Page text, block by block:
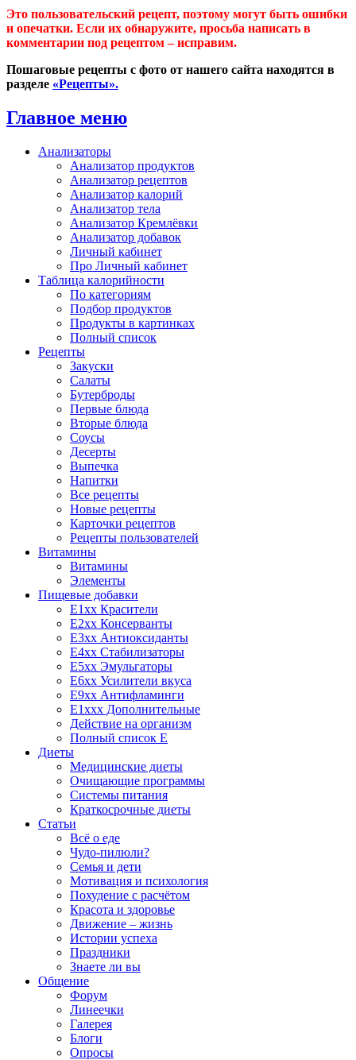
Это пользовательский рецепт, поэтому могут быть ошибки
и опечатки. Если их обнаружите, просьба написать в
комментарии под рецептом – исправим.
Пошаговые рецепты с фото от нашего сайта находятся в
разделе «Рецепты».
Главное меню
Анализаторы
Анализатор продуктов
Анализатор рецептов
Анализатор калорий
Анализатор тела
Анализатор Кремлёвки
Анализатор добавок
Личный кабинет
Про Личный кабинет
Таблица калорийности
По категориям
Подбор продуктов
Продукты в картинках
Полный список
Рецепты
Закуски
Салаты
Бутерброды
Первые блюда
Вторые блюда
Соусы
Десерты
Выпечка
Напитки
Все рецепты
Новые рецепты
Карточки рецептов
Рецепты пользователей
Витамины
Витамины
Элементы
Пищевые добавки
E1xx Красители
E2xx Консерванты
E3xx Антиоксиданты
E4xx Стабилизаторы
E5xx Эмульгаторы
E6xx Усилители вкуса
E9xx Антифламинги
E1xxx Дополнительные
Действие на организм
Полный список E
Диеты
Медицинские диеты
Очищающие программы
Системы питания
Краткосрочные диеты
Статьи
Всё о еде
Чудо-пилюли?
Семья и дети
Мотивация и психология
Похудение с расчётом
Красота и здоровье
Движение – жизнь
Истории успеха
Праздники
Знаете ли вы
Общение
Форум
Линеечки
Галерея
Блоги
Опросы